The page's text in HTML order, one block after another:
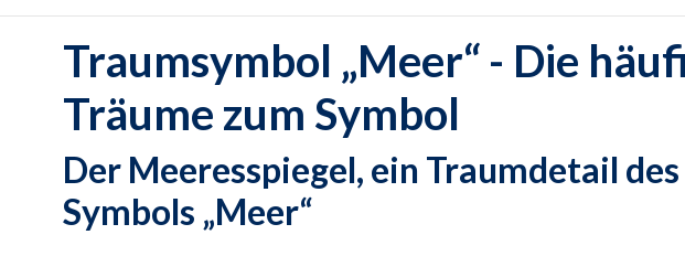
Traumsymbol „Meer“ - Die
Träume zum Symbol
Der Meeresspiegel, ein Traumdetail des
Symbols „Meer“